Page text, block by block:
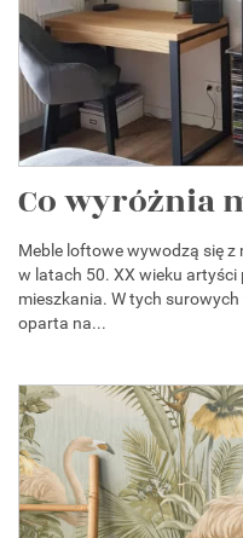
Co wyróżnia
Meble loftowe wywodzą się
w latach 50. XX wieku
mieszkania. W tych
oparta na...